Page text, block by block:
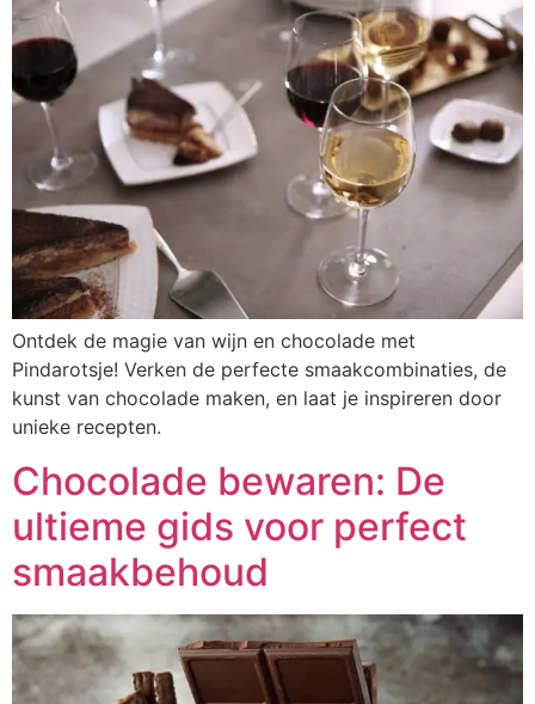
Ontdek de magie van wijn en chocolade met
Pindarotsje! Verken de perfecte smaakcombinaties, de
kunst van chocolade maken, en laat je inspireren door
unieke recepten.
Chocolade bewaren: De
ultieme gids voor perfect
smaakbehoud